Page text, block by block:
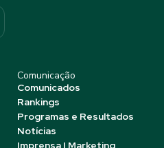
Comunicação
Comunicados
Rankings
Programas e Resultados
Notícias
Imprensa | Marketing